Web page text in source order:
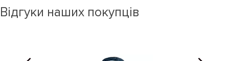
Відгуки наших покупців